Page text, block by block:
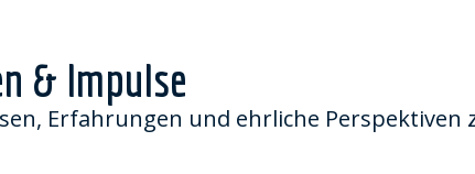
& Impulse
Erfahrungen und ehrliche